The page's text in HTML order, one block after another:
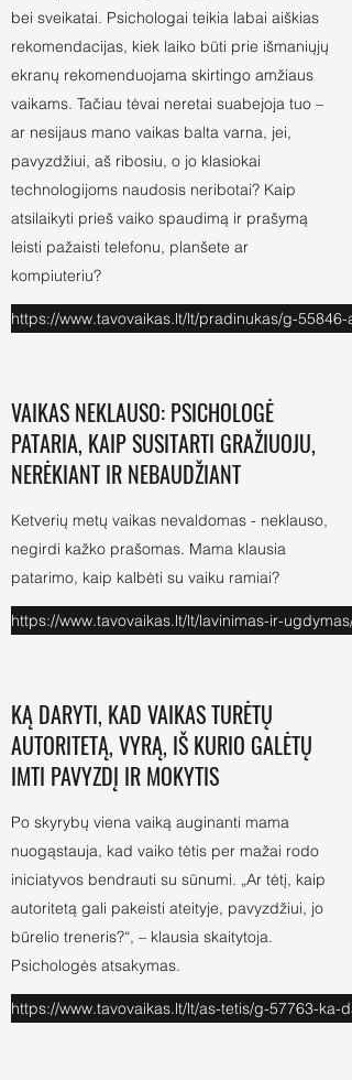
bei sveikatai. Psichologai teikia labai aiškias
rekomendacijas, kiek laiko būti prie išmaniųjų
ekranų rekomenduojama skirtingo amžiaus
vaikams. Tačiau tėvai neretai suabejoja tuo –
ar nesijaus mano vaikas balta varna, jei,
pavyzdžiui, aš ribosiu, o jo klasiokai
technologijoms naudosis neribotai? Kaip
atsilaikyti prieš vaiko spaudimą ir prašymą
leisti pažaisti telefonu, planšete ar
kompiuteriu?
https://www.tavovaikas.lt/lt/pradinukas/g-
VAIKAS NEKLAUSO: PSICHOLOGĖ
PATARIA, KAIP SUSITARTI GRAŽIUOJU,
NERĖKIANT IR NEBAUDŽIANT
Ketverių metų vaikas nevaldomas - neklauso,
negirdi kažko prašomas. Mama klausia
patarimo, kaip kalbėti su vaiku ramiai?
https://www.tavovaikas.lt/lt/lavinimas-ir-
KĄ DARYTI, KAD VAIKAS TURĖTŲ
AUTORITETĄ, VYRĄ, IŠ KURIO GALĖTŲ
IMTI PAVYZDĮ IR MOKYTIS
Po skyrybų viena vaiką auginanti mama
nuogąstauja, kad vaiko tėtis per mažai rodo
iniciatyvos bendrauti su sūnumi. „Ar tėtį, kaip
autoritetą gali pakeisti ateityje, pavyzdžiui, jo
būrelio treneris?“, – klausia skaitytoja.
Psichologės atsakymas.
https://www.tavovaikas.lt/lt/as-tetis/g-57763-